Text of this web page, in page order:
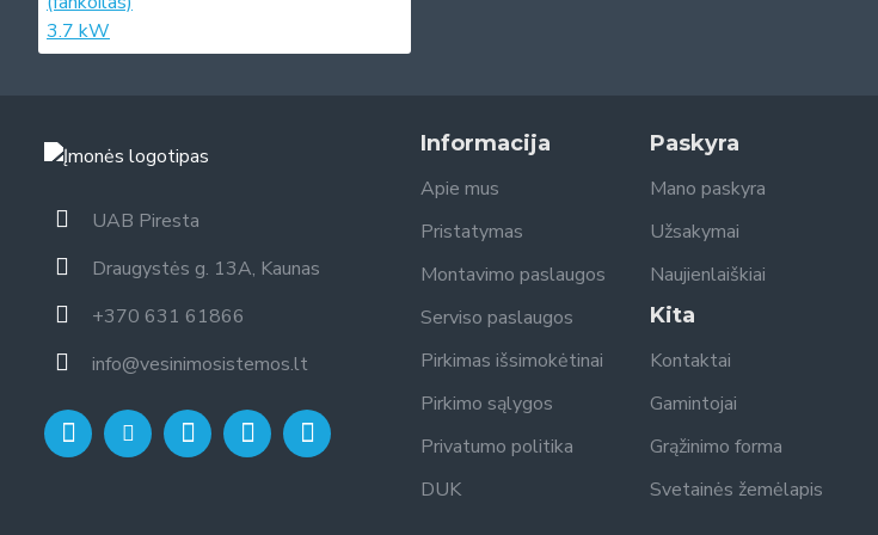
UAB Piresta
Draugystės g. 13A, Kaunas
+370 631 61866
info@vesinimosistemos.lt
Informacija
Apie mus
Pristatymas
Montavimo paslaugos
Serviso paslaugos
Pirkimas išsimokėtinai
Pirkimo sąlygos
Privatumo politika
DUK
Paskyra
Mano paskyra
Užsakymai
Naujienlaiškiai
Kita
Kontaktai
Gamintojai
Grąžinimo forma
Svetainės žemėlapis